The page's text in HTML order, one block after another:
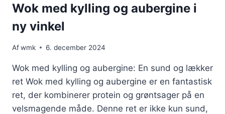
Wok med kylling og aubergine i
ny vinkel
Afwmk 6. december 2024
Wok med kylling og aubergine: En sund og lækker
ret Wok med kylling og aubergine er en fantastisk
ret, der kombinerer protein og grøntsager på en
velsmagende måde. Denne ret er ikke kun sund,